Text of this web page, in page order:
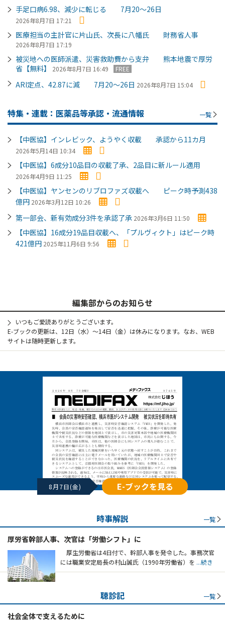
手足口病6.98、減少に転じる 7月20～26日
2026年8月7日 17:21
医療担当の主計官に片山氏、次長に八幡氏 財務省人事
2026年8月7日 17:19
被災地への医師派遣、災害救助費から支弁 熊本地震で厚労
省【無料】
2026年8月7日 16:49 FREE
ARI定点、42.87に減 7月20～26日 2026年8月7日 15:04
特集・連載：医薬品等承認・流通情報 一覧
【中医協】インレビック、ようやく収載 承認から11カ月
2026年5月14日 10:34
【中医協】6成分10品目の収載了承、2品目に新ルール適用
2026年4月9日 11:25
【中医協】ヤンセンのリブロファズ収載へ ピーク時予測438
億円 2026年3月12日 10:26
第一部会、新有効成分3件を承認了承 2026年3月6日 11:50
【中医協】16成分19品目収載へ、「プルヴィクト」はピーク時
421億円 2025年11月6日 9:56
編集部からのお知らせ
いつもご愛読ありがとうございます。
E-ブックの更新は、12日（水）～14日（金）は休みになります。なお、WEB
サイトは随時更新します。
8月7日(金) E-ブックを見る
時事解説 一覧
厚労省幹部人事、次官は「労働シフト」に
厚生労働省は4日付で、幹部人事を発令した。事務次官
には職業安定局長の村山誠氏（1990年労働省）を ...続き
聴診記 一覧
社会全体で支えるために